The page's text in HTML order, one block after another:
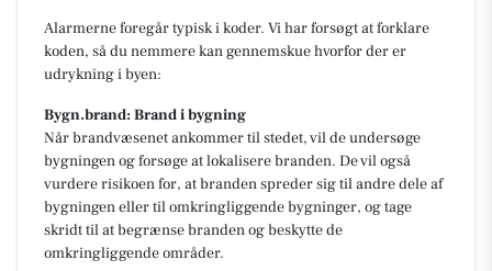
Alarmerne foregår typisk i koder. Vi har forsøgt at forklare
koden, så du nemmere kan gennemskue hvorfor der er
udrykning i byen:
Bygn.brand: Brand i bygning
Når brandvæsenet ankommer til stedet, vil de undersøge
bygningen og forsøge at lokalisere branden. De vil også
vurdere risikoen for, at branden spreder sig til andre dele af
bygningen eller til omkringliggende bygninger, og tage
skridt til at begrænse branden og beskytte de
omkringliggende områder.